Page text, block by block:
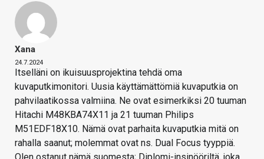
Xana
24.7.2024
Itselläni on ikuisuusprojektina tehdä oma
kuvaputkimonitori. Uusia käyttämättömiä kuvaputkia on
pahvilaatikossa valmiina. Ne ovat esimerkiksi 20 tuuman
Hitachi M48KBA74X11 ja 21 tuuman Philips
M51EDF18X10. Nämä ovat parhaita kuvaputkia mitä on
rahalla saanut; molemmat ovat ns. Dual Focus tyyppiä.
Olen ostanut nämä suomesta; Diplomi-insinööriltä, joka